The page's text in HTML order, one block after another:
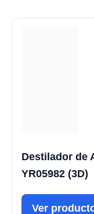
Destilador de
YR05982 (3D)
Ver